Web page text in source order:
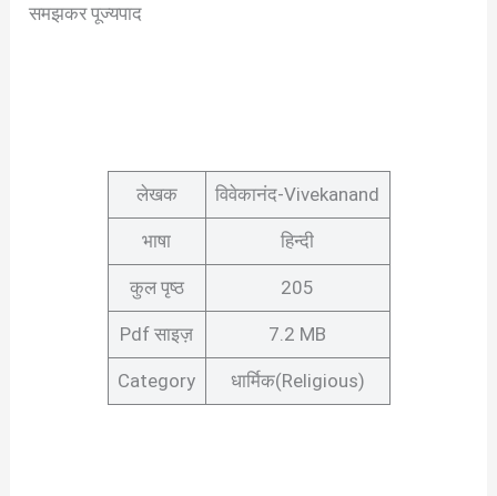
समझकर पूज्यपाद
लेखक विवेकानंद-Vivekanand
भाषा हिन्दी
कुल पृष्ठ 205
Pdf साइज़ 7.2 MB
Category धार्मिक(Religious)